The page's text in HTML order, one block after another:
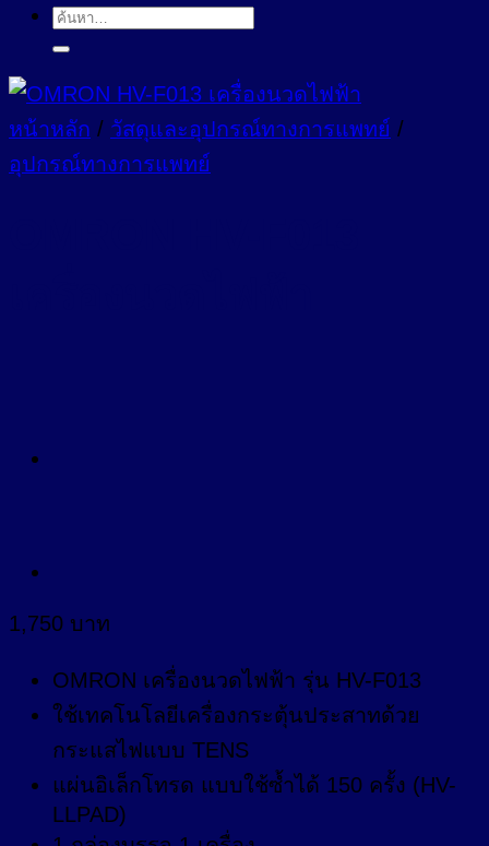
ค้นหา:
หน้าหลัก / วัสดุและอุปกรณ์ทางการแพทย์ /
อุปกรณ์ทางการแพทย์
1,750 บาท
OMRON เครื่องนวดไฟฟ้า รุ่น HV-F013
ใช้เทคโนโลยีเครื่องกระตุ้นประสาทด้วย
กระแสไฟแบบ TENS
แผ่นอิเล็กโทรด แบบใช้ซ้ำได้ 150 ครั้ง (HV-
LLPAD)